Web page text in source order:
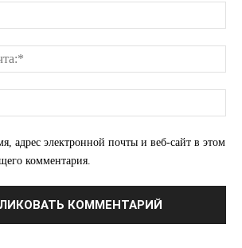
КавПолит
адрес электронной почты и веб-сайт в этом
комментария.